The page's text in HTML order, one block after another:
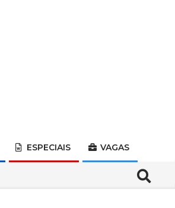
ESPECIAIS VAGAS
Search